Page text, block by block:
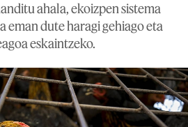
ahala, ekoizpen sistema
eman dute haragi gehiago eta
eskaintzeko.